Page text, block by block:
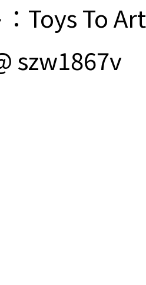
Toys To Art
szw1867v